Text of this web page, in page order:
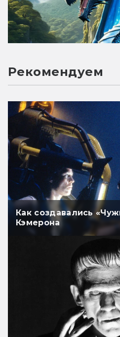
Рекомендуем
Как создавались
Кэмерона